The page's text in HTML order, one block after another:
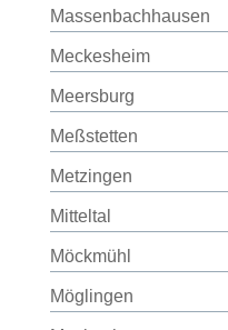
Massenbachhausen
Meckesheim
Meersburg
Meßstetten
Metzingen
Mitteltal
Möckmühl
Möglingen